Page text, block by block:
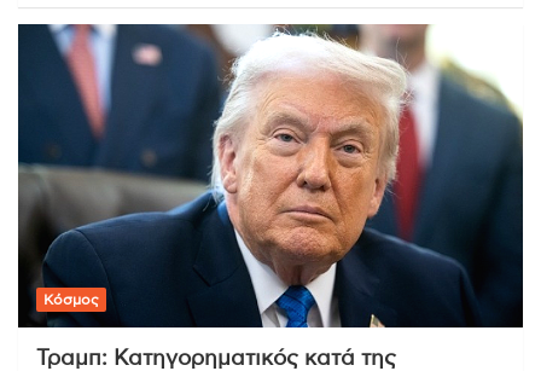
Κόσμος
Τραμπ: Κατηγορηματικός κατά της